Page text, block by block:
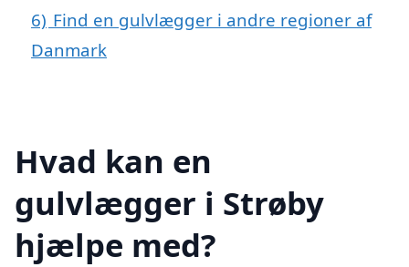
6) Find en gulvlægger i andre regioner af
Danmark
Hvad kan en
gulvlægger i Strøby
hjælpe med?